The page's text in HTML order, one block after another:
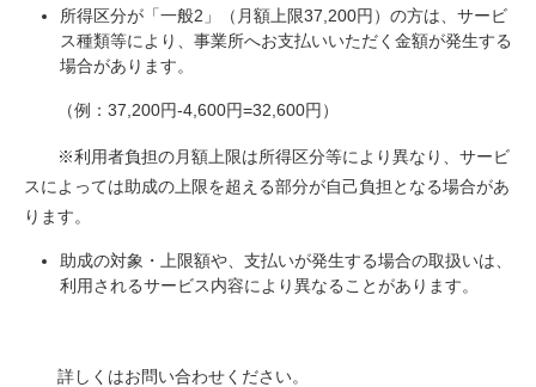
所得区分が「一般2」（月額上限37,200円）の方は、サービ
ス種類等により、事業所へお支払いいただく金額が発生する
場合があります。
（例：37,200円-4,600円=32,600円）
※利用者負担の月額上限は所得区分等により異なり、サービ
スによっては助成の上限を超える部分が自己負担となる場合があ
ります。
助成の対象・上限額や、支払いが発生する場合の取扱いは、
利用されるサービス内容により異なることがあります。
詳しくはお問い合わせください。